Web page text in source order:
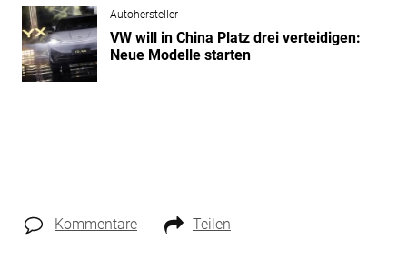
Autohersteller
VW will in China Platz drei verteidigen:
Neue Modelle starten
Kommentare Teilen